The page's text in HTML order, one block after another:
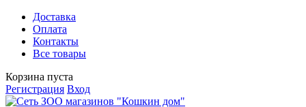
Доставка
Оплата
Контакты
Все товары
Корзина пуста
Регистрация Вход